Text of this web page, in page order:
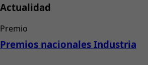
Actualidad
Premio
Premios nacionales Industria